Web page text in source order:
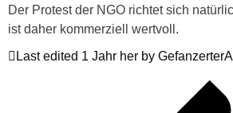
Der Protest der NGO richtet sich
ist daher kommerziell wertvoll.
Last edited 1 Jahr her by